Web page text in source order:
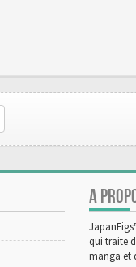
A
qui traite
manga et